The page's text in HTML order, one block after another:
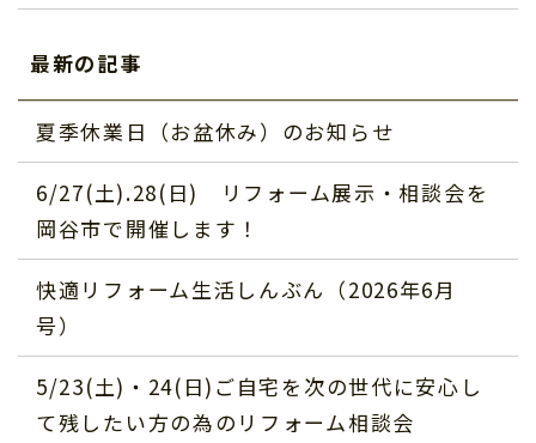
最新の記事
夏季休業日（お盆休み）のお知らせ
6/27(土).28(日) リフォーム展示・相談会を
岡谷市で開催します！
快適リフォーム生活しんぶん（2026年6月
号）
5/23(土)・24(日)ご自宅を次の世代に安心し
て残したい方の為のリフォーム相談会